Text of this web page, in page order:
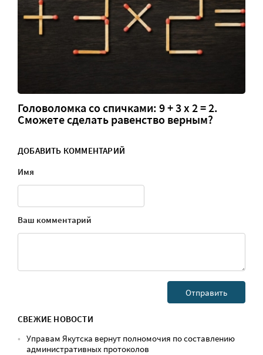
Головоломка со спичками: 9 + 3 х 2 = 2.
Сможете сделать равенство верным?
ДОБАВИТЬ КОММЕНТАРИЙ
Имя
Ваш комментарий
СВЕЖИЕ НОВОСТИ
Управам Якутска вернут полномочия по составлению
административных протоколов